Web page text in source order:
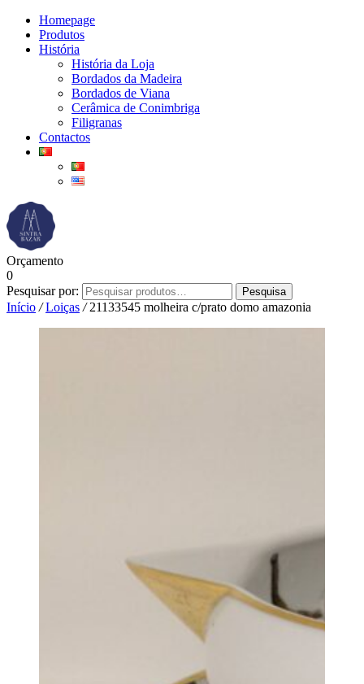
Homepage
Produtos
História
História da Loja
Bordados da Madeira
Bordados de Viana
Cerâmica de Conimbriga
Filigranas
Contactos
Orçamento
0
Pesquisar por:
Pesquisa
Início / Loiças /21133545 molheira c/prato domo amazonia